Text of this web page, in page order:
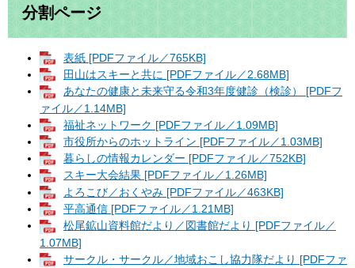
分割ページ
表紙 [PDFファイル／765KB]
田山はスキーと共に [PDFファイル／2.68MB]
あなたの健康と未来守る令和3年度健診（検診） [PDFフ
ァイル／1.14MB]
福祉ネットワーク [PDFファイル／1.09MB]
市役所からのホットライン [PDFファイル／1.03MB]
暮らしの情報カレンダー [PDFファイル／752KB]
スキー大会結果 [PDFファイル／1.26MB]
よろこび／おくやみ [PDFファイル／463KB]
平高通信 [PDFファイル／1.21MB]
松尾鉱山資料館だより／図書館だより [PDFファイル／
1.07MB]
サークル・サークル／地域おこし協力隊だより [PDFファ